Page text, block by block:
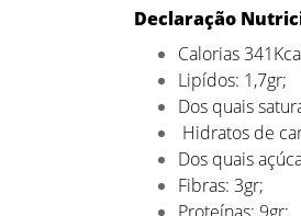
Declaração
Calorias
Lipídos: 1,7gr;
Dos quais
Hidratos de
Dos quais
Fibras: 3gr;